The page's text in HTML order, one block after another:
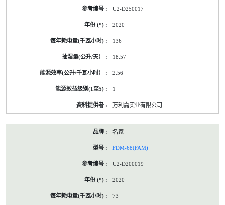
U2-D250017
2020
136
18.57
2.56
1
万利嘉实业有限公司
名家
FDM-68(FAM)
U2-D200019
2020
73